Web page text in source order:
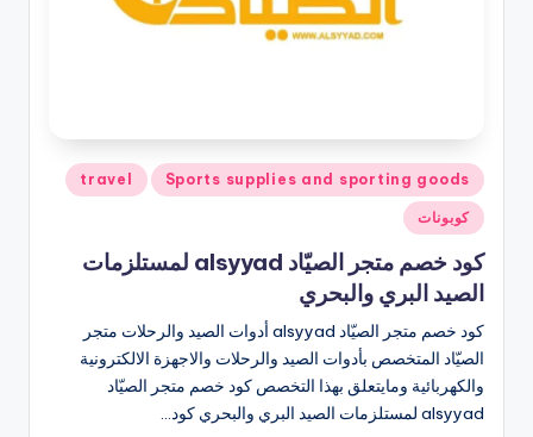
نُشر
في
Sports supplies and sporting goods
travel
كوبونات
كود خصم متجر الصيّاد alsyyad لمستلزمات
الصيد البري والبحري
كود خصم متجر الصيّاد alsyyad أدوات الصيد والرحلات متجر
الصيّاد المتخصص بأدوات الصيد والرحلات والاجهزة الالكترونية
والكهربائية ومايتعلق بهذا التخصص كود خصم متجر الصيّاد
alsyyad لمستلزمات الصيد البري والبحري كود…